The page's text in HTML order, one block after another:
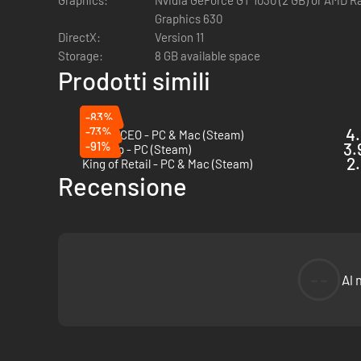
il tuo paradiso del golf per mantenere i tuoi
qualità. Gestisci saggiamente il tuo budget mentre
Graphics 630
DirectX:
Version 11
Storage:
8 GB available space
Prodotti simili
-83%
Airport CEO - PC & Mac (Steam)
-73%
Fly Corp - PC (Steam)
-91%
King of Retail - PC & Mac (Steam)
Recensione
Al